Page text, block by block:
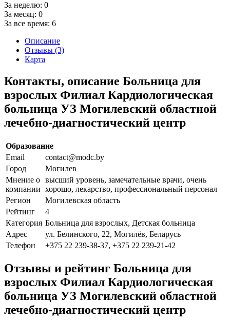
За неделю: 0
За месяц: 0
За все время: 6
Описание
Отзывы (3)
Карта
Контакты, описание Больница для
взрослых Филиал Кардиологическая
больница УЗ Могилевский областной
лечебно-диагностический центр
Образование
Email
contact@modc.by
Город
Могилев
Мнение о
компании
высший уровень, замечательные врачи, очень
хорошо, лекарство, профессиональный персонал
Регион
Могилевская область
Рейтинг
4
Категория Больница для взрослых, Детская больница
Адрес
ул. Белинского, 22, Могилёв, Беларусь
Телефон
+375 22 239-38-37, +375 22 239-21-42
Отзывы и рейтинг Больница для
взрослых Филиал Кардиологическая
больница УЗ Могилевский областной
лечебно-диагностический центр